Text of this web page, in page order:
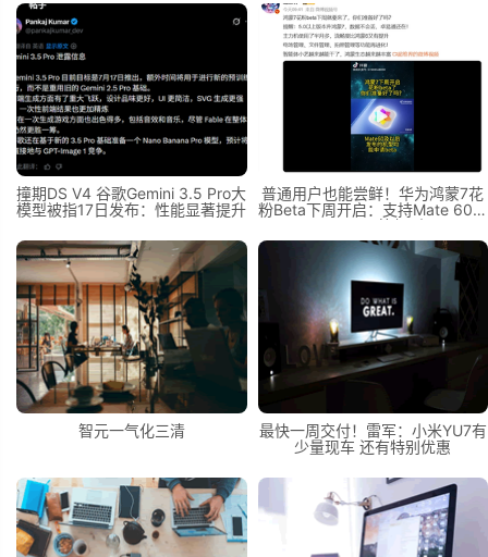
撞期DS V4 谷歌Gemini 3.5 Pro大
模型被指17日发布：性能显著提升
普通用户也能尝鲜！华为鸿蒙7花
粉Beta下周开启：支持Mate 60、
Pura 90等机型
智元一气化三清
最快一周交付！雷军：小米YU7有
少量现车 还有特别优惠